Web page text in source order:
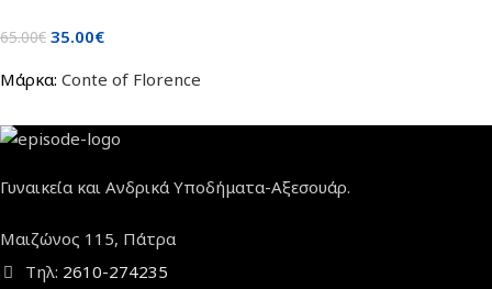
65.00€ 35.00€
Μάρκα: Conte of Florence
Γυναικεία και Ανδρικά Υποδήματα-Αξεσουάρ.
Μαιζώνος 115, Πάτρα
Τηλ: 2610-274235